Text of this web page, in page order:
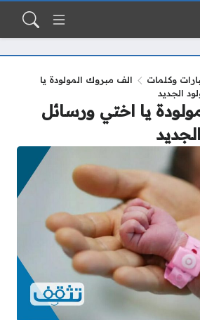
وكلمات
الف مبروك المولودة يا
الجديد
يا اختي ورسائل